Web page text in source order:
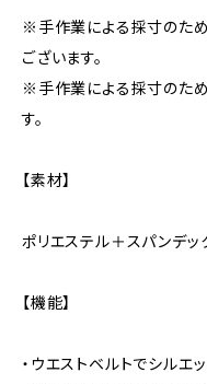
※手作業による採寸のた
ございます。
※手作業による採寸のた
す。
【素材】
ポリエステル＋スパンデッ
【機能】
・ウエストベルトでシルエ